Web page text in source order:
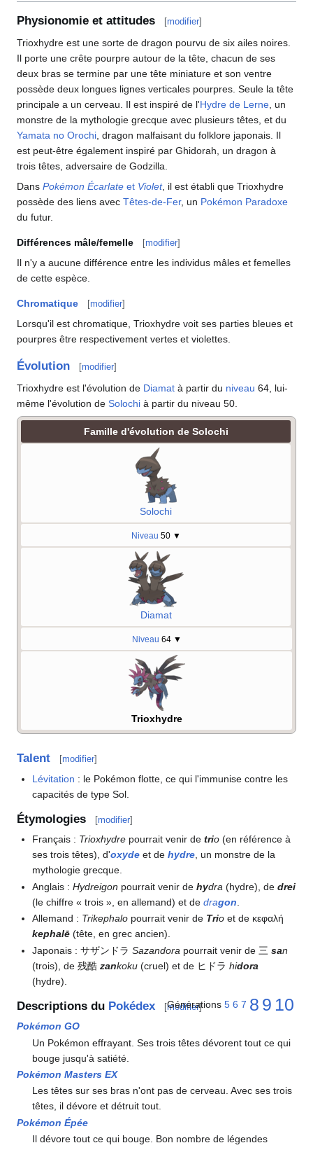
Physionomie et attitudes [modifier]
Trioxhydre est une sorte de dragon pourvu de six ailes noires.
Il porte une crête pourpre autour de la tête, chacun de ses
deux bras se termine par une tête miniature et son ventre
possède deux longues lignes verticales pourpres. Seule la tête
principale a un cerveau. Il est inspiré de l'Hydre de Lerne , un
monstre de la mythologie grecque avec plusieurs têtes, et du
Yamata no Orochi , dragon malfaisant du folklore japonais. Il
est peut-être également inspiré par Ghidorah, un dragon à
trois têtes, adversaire de Godzilla.
Dans Pokémon Écarlate et Violet, il est établi que Trioxhydre
possède des liens avec Têtes-de-Fer, un Pokémon Paradoxe
du futur.
Différences mâle/femelle [modifier]
Il n'y a aucune différence entre les individus mâles et femelles
de cette espèce.
Chromatique [modifier]
Lorsqu'il est chromatique, Trioxhydre voit ses parties bleues et
pourpres être respectivement vertes et violettes.
Évolution [modifier]
Trioxhydre est l'évolution de Diamat à partir du niveau 64, lui-
même l'évolution de Solochi à partir du niveau 50.
Famille d'évolution de Solochi
Solochi
Niveau 50 ▼
Diamat
Niveau 64 ▼
Trioxhydre
Talent [modifier]
Lévitation : le Pokémon flotte, ce qui l'immunise contre les
capacités de type Sol.
Étymologies [modifier]
Français : Trioxhydre pourrait venir detrio (en référence à
ses trois têtes), d'oxyde et dehydre, un monstre de la
mythologie grecque.
Anglais :Hydreigon pourrait venir dehydra (hydre), dedrei
(le chiffre « trois », en allemand) et dedragon
Allemand : Trikephalo pourrait venir de Trio et de κεφαλή
kephalē (tête, en grec ancien).
Japonais : サザンドラSazandora pourrait venir de 三san
(trois), de 残酷zankoku (cruel) et de ヒドラhidora
(hydre).
Descriptions du Pokédex [modifier]
Générations 5 6 7 8 9 10
Pokémon GO
Un Pokémon effrayant. Ses trois têtes dévorent tout ce qui
bouge jusqu'à satiété.
Pokémon Masters EX
Les têtes sur ses bras n'ont pas de cerveau. Avec ses trois
têtes, il dévore et détruit tout.
Pokémon Épée
Il dévore tout ce qui bouge. Bon nombre de légendes